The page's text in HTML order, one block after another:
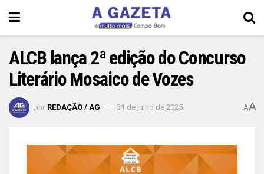
ALCB lança 2ª edição do Concurso
Literário Mosaico de Vozes
por REDAÇÃO / AG 31 de julho de 2025 AA